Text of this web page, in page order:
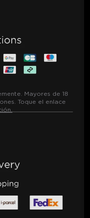
Mayores de 18
Toque el enlace